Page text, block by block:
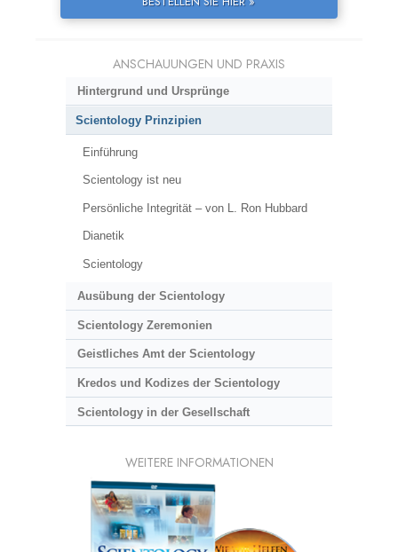
ANSCHAUUNGEN UND PRAXIS
Hintergrund und Ursprünge
Scientology Prinzipien
Einführung
Scientology ist neu
Persönliche Integrität – von L. Ron Hubbard
Dianetik
Scientology
Ausübung der Scientology
Scientology Zeremonien
Geistliches Amt der Scientology
Kredos und Kodizes der Scientology
Scientology in der Gesellschaft
WEITERE INFORMATIONEN